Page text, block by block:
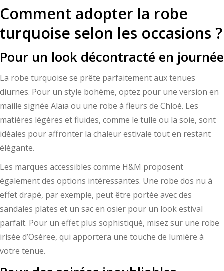
Comment adopter la robe
turquoise selon les occasions ?
Pour un look décontracté en journée
La robe turquoise se prête parfaitement aux tenues
diurnes. Pour un style bohème, optez pour une version en
maille signée Alaïa ou une robe à fleurs de Chloé. Les
matières légères et fluides, comme le tulle ou la soie, sont
idéales pour affronter la chaleur estivale tout en restant
élégante.
Les marques accessibles comme H&M proposent
également des options intéressantes. Une robe dos nu à
effet drapé, par exemple, peut être portée avec des
sandales plates et un sac en osier pour un look estival
parfait. Pour un effet plus sophistiqué, misez sur une robe
irisée d’Oséree, qui apportera une touche de lumière à
votre tenue.